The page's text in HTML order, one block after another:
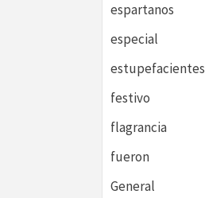
espartanos
especial
estupefacientes
festivo
flagrancia
fueron
General